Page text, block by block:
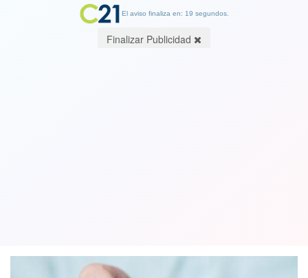
El aviso finaliza en: 19 segundos.
Finalizar Publicidad